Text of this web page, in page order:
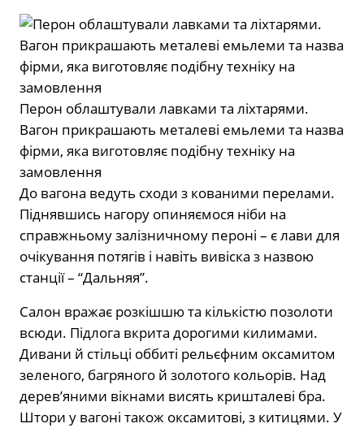
Перон облаштували лавками та ліхтарями.
Вагон прикрашають металеві емьлеми та назва
фірми, яка виготовляє подібну техніку на
замовлення
До вагона ведуть сходи з кованими перелами.
Піднявшись нагору опиняємося ніби на
справжньому залізничному пероні – є лави для
очікування потягів і навіть вивіска з назвою
станції – “Дальняя”.
Салон вражає розкішшю та кількістю позолоти
всюди. Підлога вкрита дорогими килимами.
Дивани й стільці оббиті рельєфним оксамитом
зеленого, багряного й золотого кольорів. Над
деревʼяними вікнами висять кришталеві бра.
Штори у вагоні також оксамитові, з китицями. У